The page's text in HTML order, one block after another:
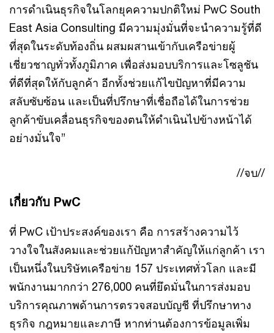
การดำเนินธุรกิจในโลกยุคความปกติใหม่ PwC South
East Asia Consulting มีความมุ่งมั่นที่จะนำความรู้ที่ดี
ที่สุดในระดับท้องถิ่น ผสมผสานเข้ากับเครือข่ายผู้
เชี่ยวชาญทั่วทั้งภูมิภาค เพื่อส่งมอบบริการและโซลูชัน
ที่ดีที่สุดให้กับลูกค้า อีกทั้งช่วยแก้ไขปัญหาที่มีความ
สลับซับซ้อน และเป็นที่ปรึกษาที่เชื่อถือได้ในการช่วย
ลูกค้าขับเคลื่อนธุรกิจของตนให้ดำเนินไปข้างหน้าได้
อย่างมั่นใจ”
//จบ//
เกี่ยวกับ PwC
ที่ PwC เป้าประสงค์ของเรา คือ การสร้างความไว้
วางใจในสังคมและช่วยแก้ปัญหาสำคัญให้แก่ลูกค้า เรา
เป็นหนึ่งในบริษัทเครือข่าย 157 ประเทศทั่วโลก และมี
พนักงานมากกว่า 276,000 คนที่ยึดมั่นในการส่งมอบ
บริการคุณภาพด้านการตรวจสอบบัญชี ที่ปรึกษาทาง
ธุรกิจ กฎหมายและภาษี หากท่านต้องการข้อมูลเพิ่ม